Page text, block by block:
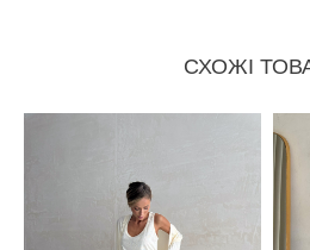
СХОЖІ